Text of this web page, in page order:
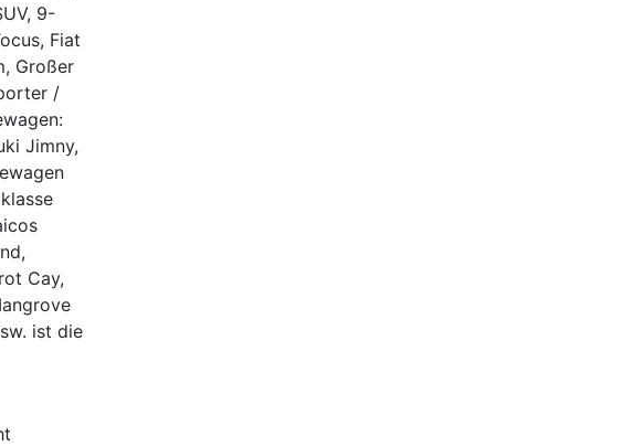
9-
Fiat
Großer
/
Jimny,
Cay,
ist die